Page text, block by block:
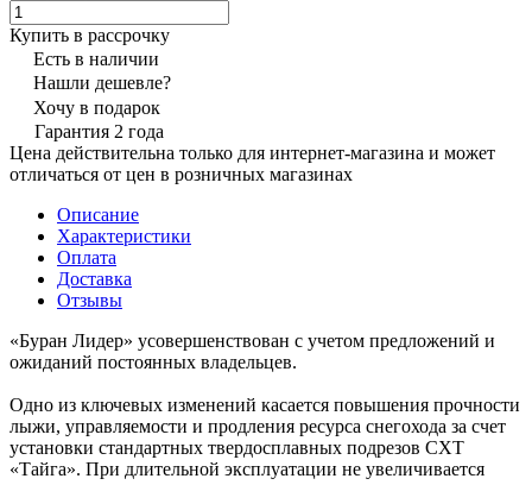
Купить в рассрочку
Есть в наличии
Нашли дешевле?
Хочу в подарок
Гарантия 2 года
Цена действительна только для интернет-магазина и может
отличаться от цен в розничных магазинах
Описание
Характеристики
Оплата
Доставка
Отзывы
«Буран Лидер» усовершенствован с учетом предложений и
ожиданий постоянных владельцев.
Одно из ключевых изменений касается повышения прочности
лыжи, управляемости и продления ресурса снегохода за счет
установки стандартных твердосплавных подрезов СХТ
«Тайга». При длительной эксплуатации не увеличивается